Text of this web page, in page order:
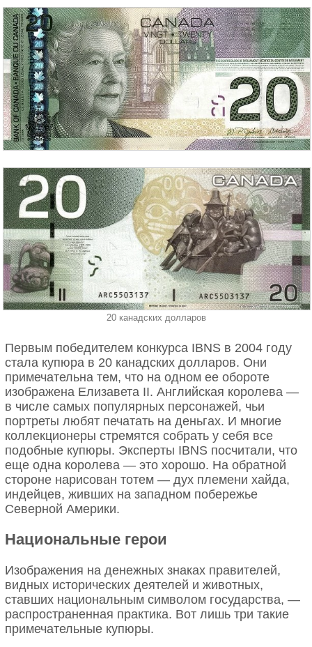
20 канадских долларов
Первым победителем конкурса IBNS в 2004 году
стала купюра в 20 канадских долларов. Они
примечательна тем, что на одном ее обороте
изображена Елизавета II. Английская королева —
в числе самых популярных персонажей, чьи
портреты любят печатать на деньгах. И многие
коллекционеры стремятся собрать у себя все
подобные купюры. Эксперты IBNS посчитали, что
еще одна королева — это хорошо. На обратной
стороне нарисован тотем — дух племени хайда,
индейцев, живших на западном побережье
Северной Америки.
Национальные герои
Изображения на денежных знаках правителей,
видных исторических деятелей и животных,
ставших национальным символом государства, —
распространенная практика. Вот лишь три такие
примечательные купюры.